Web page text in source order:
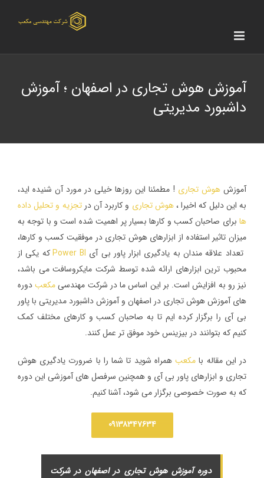
content
آموزش هوش تجاری در اصفهان ؛ آموزش
داشبورد مدیریتی
آموزشهوش تجاری ! مطمئنا این روزها خیلی در مورد آن شنیده اید،
به این دلیل که اخیرا ،هوش تجاری و کاربرد آن درتجزیه و تحلیل داده
ها برای صاحبان کسب و کارها بسیار پر اهمیت شده است و با توجه به
میزان تاثیر استفاده از ابزارهای هوش تجاری در موفقیت کسب و کارها،
تعداد علاقه مندان به یادگیری ابزار پاور بی آی Power BIکه یکی از
محبوب ترین ابزارهای ارائه شده توسط شرکت مایکروسافت می باشد،
نیز رو به افزایش است. بر این اساس ما در شرکت مهندسیمکعبدوره
های آموزش هوش تجاری در اصفهان و آموزش داشبورد مدیریتی با پاور
بی آی را برگزار کرده ایم تا به صاحبان کسب و کارهای مختلف کمک
کنیم که بتوانند در بیزینس خود موفق تر عمل کنند.
در این مقاله با مکعبهمراه شوید تا شما را با ضرورت یادگیری هوش
تجاری و ابزارهای پاور بی آی و همچنین سرفصل های آموزشی این دوره
که به صورت خصوصی برگزار می شود، آشنا کنیم.
۰۹۱۳۸۳۴۷۶۳۴
دوره آموزش هوش تجاری در اصفهان در شرکت